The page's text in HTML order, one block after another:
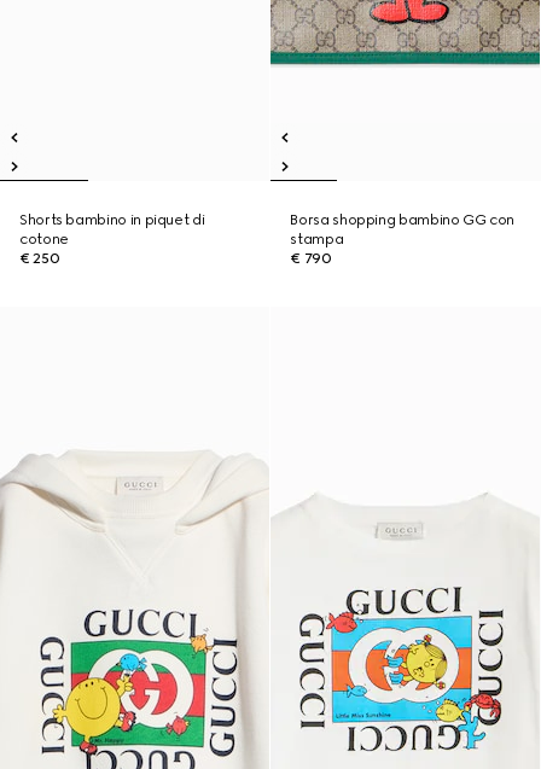
Shorts bambino in piquet di
cotone
€ 250
Borsa shopping bambino GG con
stampa
€ 790